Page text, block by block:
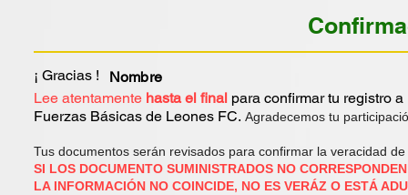
¡ Gracias ! Nombre
Lee atentamente hasta el final para confirmar tu registro
Fuerzas Básicas de Leones FC. Agradecemos tu
Tus documentos serán revisados para confirmar la veracidad
SI LOS DOCUMENTO SUMINISTRADOS NO
LA INFORMACIÓN NO COINCIDE, NO ES VERÁZ O ESTÁ